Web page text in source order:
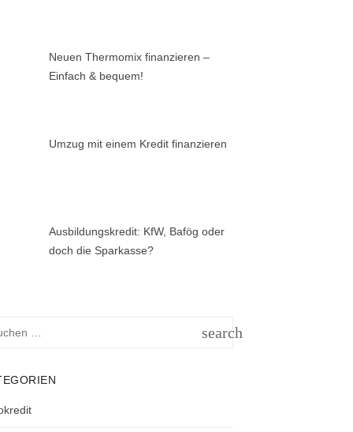
Neuen Thermomix finanzieren –
Einfach & bequem!
Umzug mit einem Kredit finanzieren
Ausbildungskredit: KfW, Bafög oder
doch die Sparkasse?
search